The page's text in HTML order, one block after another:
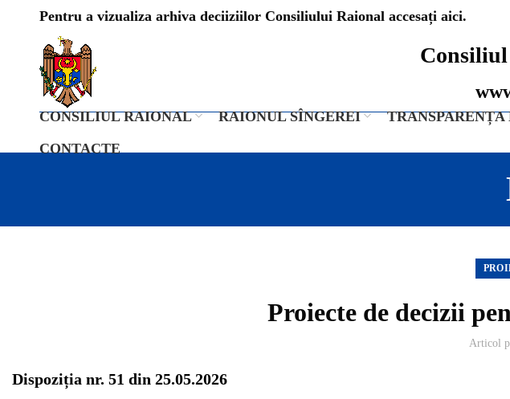
Pentru a vizualiza arhiva deciiziilor Consiliului Raional accesați aici.
CONSILIUL RAIONAL RAIONUL SÎNGEREI
CONTACTE
Proiecte de decizii
Articol
Dispoziția nr. 51 din 25.05.2026